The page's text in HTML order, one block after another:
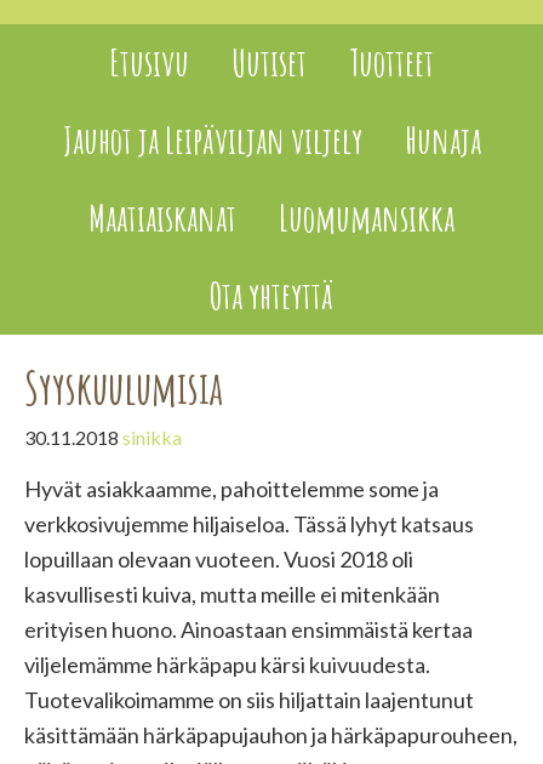
Etusivu Uutiset
Tuotteet
Jauhot ja Leipäviljan viljely
Hunaja
Maatiaiskanat
Luomumansikka
Ota yhteyttä
Syyskuulumisia
30.11.2018 sinikka
Hyvät asiakkaamme, pahoittelemme some ja
verkkosivujemme hiljaiseloa. Tässä lyhyt katsaus
lopuillaan olevaan vuoteen. Vuosi 2018 oli
kasvullisesti kuiva, mutta meille ei mitenkään
erityisen huono. Ainoastaan ensimmäistä kertaa
viljelemämme härkäpapu kärsi kuivuudesta.
Tuotevalikoimamme on siis hiljattain laajentunut
käsittämään härkäpapujauhon ja härkäpapurouheen,